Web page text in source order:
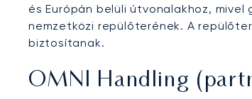
és Európán belüli útvonalakhoz,
nemzetközi repülőterének. A
biztosítanak.
OMNI Handling